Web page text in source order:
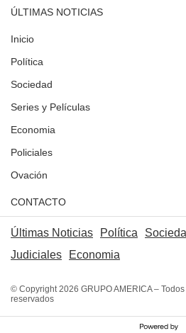
ÚLTIMAS NOTICIAS
Inicio
Política
Sociedad
Series y Películas
Economia
Policiales
Ovación
CONTACTO
Últimas Noticias Política
Judiciales
Economia
© Copyright 2026 GRUPO AMERICA –
reservados